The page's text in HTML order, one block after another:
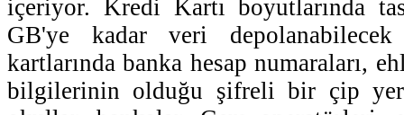
içeriyor. Kredi Kartı boyutlarında
GB'ye kadar veri
kartlarında banka hesap numaraları,
bilgilerinin olduğu şifreli bir çip yer